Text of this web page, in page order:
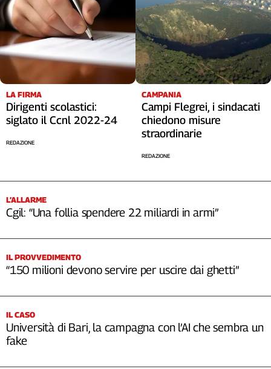
LA FIRMA
Dirigenti scolastici:
siglato il Ccnl 2022-24
REDAZIONE
CAMPANIA
Campi Flegrei, i sindacati
chiedono misure
straordinarie
REDAZIONE
L’ALLARME
Cgil: “Una follia spendere 22 miliardi in armi”
IL PROVVEDIMENTO
“150 milioni devono servire per uscire dai ghetti”
IL CASO
Università di Bari, la campagna con l’AI che sembra un
fake